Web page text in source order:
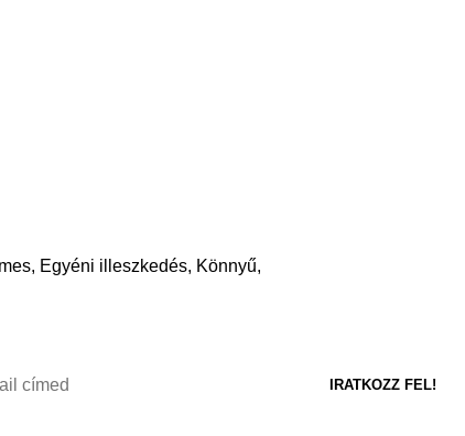
Egyéni illeszkedés, Könnyű,